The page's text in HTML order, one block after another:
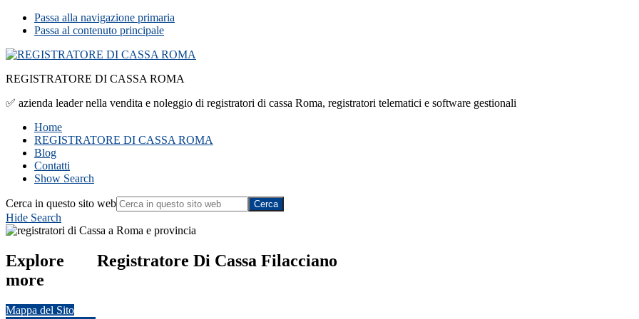
Passa alla navigazione primaria
Passa al contenuto principale
REGISTRATORE DI CASSA ROMA
✅ azienda leader nella vendita e noleggio di registratori di cassa Roma, registratori telematici e software gestionali
Home
REGISTRATORE DI CASSA ROMA
Blog
Contatti
Show Search
Cerca in questo sito web
Hide Search
Registratore Di Cassa Filacciano
Explore
more
Mappa del Sito